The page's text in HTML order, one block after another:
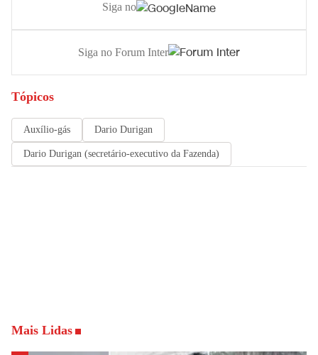
Siga no
Siga no Forum Inter
Tópicos
Auxílio-gás Dario Durigan
Dario Durigan (secretário-executivo da Fazenda)
Mais Lidas